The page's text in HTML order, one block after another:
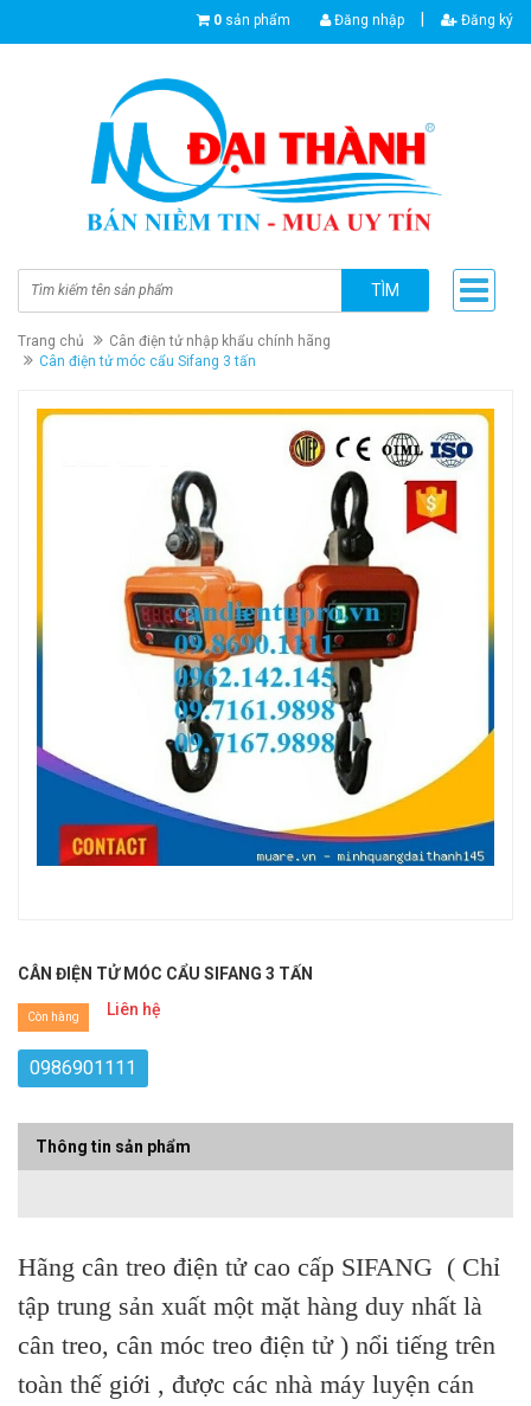
0 sản phẩm Đăng nhập Đăng ký
TÌM
Trang chủ
Cân điện tử nhập khẩu chính hãng
Cân điện tử móc cẩu Sifang 3 tấn
CÂN ĐIỆN TỬ MÓC CẨU SIFANG 3 TẤN
Liên hệ
Còn hàng
0986901111
Thông tin sản phẩm
Hãng cân treo điện tử cao cấp SIFANG ( Chỉ
tập trung sản xuất một mặt hàng duy nhất là
cân treo, cân móc treo điện tử ) nổi tiếng trên
toàn thế giới , được các nhà máy luyện cán